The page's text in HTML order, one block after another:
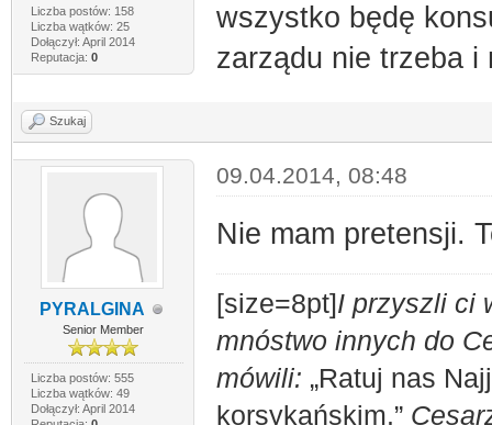
Liczba postów: 158
Liczba wątków: 25
Dołączył: April 2014
Reputacja: 0
wszystko będę
zarządu nie trzeba i
Szukaj
PYRALGINA
Senior Member
Liczba postów: 555
Liczba wątków: 49
Dołączył: April 2014
09.04.2014, 08:48
Nie mam pretensji.
[size=8pt]I przyszli ci
mnóstwo innych do
mówili: „Ratuj nas
korsykańskim.”